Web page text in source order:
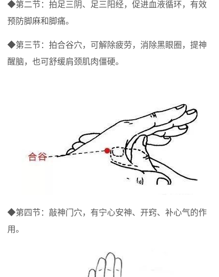
◆第二节：拍足三阴、足三阳经，促进血液循环，有效
预防脚麻和脚痛。
◆第三节：拍合谷穴，可解除疲劳，消除黑眼圈，提神
醒脑，也可舒缓肩颈肌肉僵硬。
◆第四节：敲神门穴，有宁心安神、开窍、补心气的作
用。